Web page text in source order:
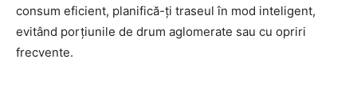
consum eficient, planifică-ți traseul în mod inteligent,
evitând porțiunile de drum aglomerate sau cu opriri
frecvente.